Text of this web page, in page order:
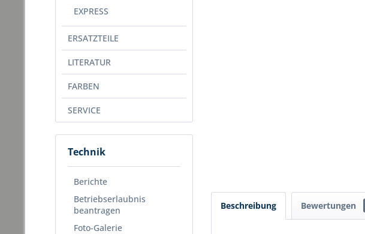
EXPRESS
ERSATZTEILE
LITERATUR
FARBEN
SERVICE
Technik
Berichte
Betriebserlaubnis
beantragen
Foto-Galerie
Beschreibung Bewertungen